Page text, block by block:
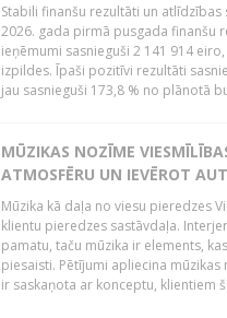
Stabili finanšu rezultāti un
2026. gada pirmā pusgada finanšu
ieņēmumi sasnieguši 2 141 914
izpildes. Īpaši pozitīvi rezultāti
jau sasnieguši 173,8 % no plānotā
MŪZIKAS NOZĪME
ATMOSFĒRU UN IEVĒROT
Mūzika kā daļa no viesu pieredzes
klientu pieredzes sastāvdaļa.
pamatu, taču mūzika ir elements,
piesaisti. Pētījumi apliecina
ir saskaņota ar konceptu, klientiem